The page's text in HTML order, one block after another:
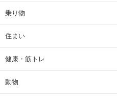
乗り物
住まい
健康・筋トレ
動物